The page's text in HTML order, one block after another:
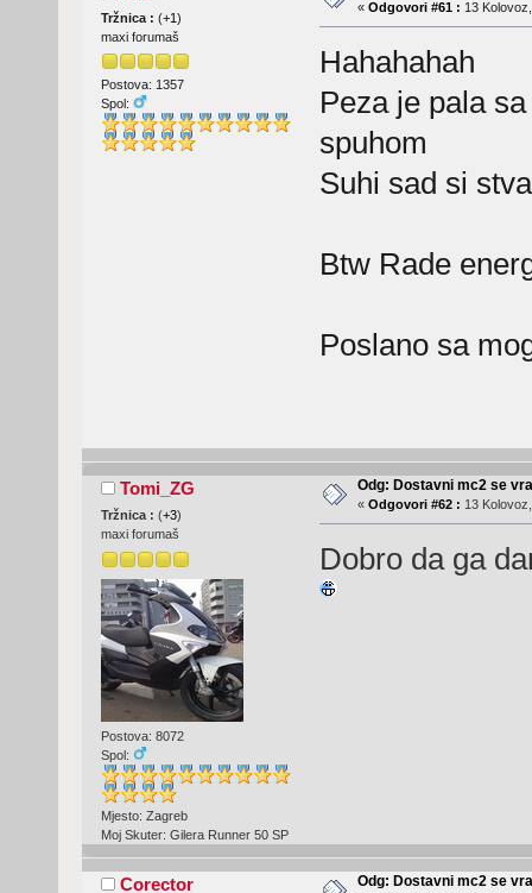
Tržnica : (+1)
maxi forumaš
Postova: 1357
Spol:
« Odgovori #61 : 13
Hahahahah
Peza je pala
spuhom
Suhi sad si
Btw Rade
Poslano sa
Tomi_ZG
Tržnica : (+3)
maxi forumaš
Postova: 8072
Spol:
Mjesto: Zagreb
Moj Skuter: Gilera Runner 50 SP
Odg: Dostavni mc2 se
« Odgovori #62 : 13
Dobro da ga
Corector Odg: Dostavni mc2 se